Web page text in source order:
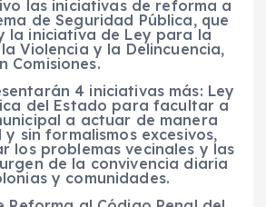
las iniciativas de reforma a
de Seguridad Pública, que
la iniciativa de Ley para la
Violencia y la Delincuencia,
Comisiones.
4 iniciativas más: Ley
del Estado para facultar a
a actuar de manera
sin formalismos excesivos,
los problemas vecinales y las
de la convivencia diaria
y comunidades.